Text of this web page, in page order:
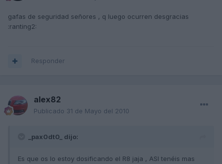
gafas de seguridad señores , q luego ocurren desgracias
:ranting2:
Responder
alex82
Publicado 31 de Mayo del 2010
_pax0dt0_ dijo:
Es que os lo estoy dosificando el R8 jaja , ASI tenéis mas